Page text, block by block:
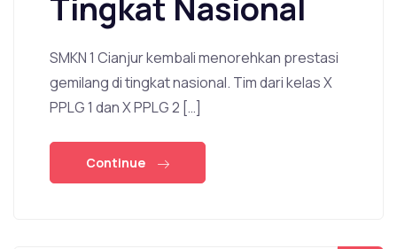
SMKN 1 Cianjur kembali menorehkan prestasi
gemilang di tingkat nasional. Tim dari kelas X
PPLG 1 dan X PPLG 2 […]
Continue